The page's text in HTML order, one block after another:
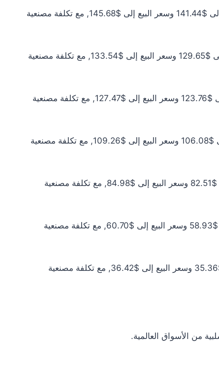
سعر الذهب عيار 24 اليوم يبلغ $128.58 للشراء الخام و$132.44 للبيع الخام. أما مع إضافة المصنعية، فيرتفع سعر الشراء إلى $141.44 وسعر البيع إلى $145.68, مع تكلفة مصنعية
سعر الذهب عيار 22 اليوم يبلغ $117.87 للشراء الخام و$121.40 للبيع الخام. أما مع إضافة المصنعية، فيرتفع سعر الشراء إلى $129.65 وسعر البيع إلى $133.54, مع تكلفة مصنعية
سعر الذهب عيار 21 اليوم يبلغ $112.51 للشراء الخام و$115.88 للبيع الخام. أما مع إضافة المصنعية، فيرتفع سعر الشراء إلى $123.76 وسعر البيع إلى $127.47, مع تكلفة مصنعية
سعر الذهب عيار 18 اليوم يبلغ $96.44 للشراء الخام و$99.33 للبيع الخام. أما مع إضافة المصنعية، فيرتفع سعر الشراء إلى $106.08 وسعر البيع إلى $109.26, مع تكلفة مصنعية
سعر الذهب عيار 14 اليوم يبلغ $75.01 للشراء الخام و$77.26 للبيع الخام. أما مع إضافة المصنعية، فيرتفع سعر الشراء إلى $82.51 وسعر البيع إلى $84.98, مع تكلفة مصنعية
سعر الذهب عيار 10 اليوم يبلغ $53.58 للشراء الخام و$55.18 للبيع الخام. أما مع إضافة المصنعية، فيرتفع سعر الشراء إلى $58.93 وسعر البيع إلى $60.70, مع تكلفة مصنعية
سعر الذهب عيار 6 اليوم يبلغ $32.15 للشراء الخام و$33.11 للبيع الخام. أما مع إضافة المصنعية، فيرتفع سعر الشراء إلى $35.36 وسعر البيع إلى $36.42, مع تكلفة مصنعية